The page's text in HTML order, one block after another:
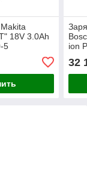
18V 3.0Ah
5
ion
32